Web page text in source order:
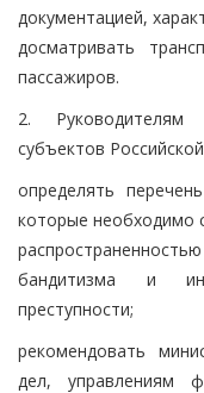
документацией,
досматривать
пассажиров.
2. Руководителям
субъектов
определять
которые необходимо
бандитизма и
преступности;
рекомендовать
дел, управлениям